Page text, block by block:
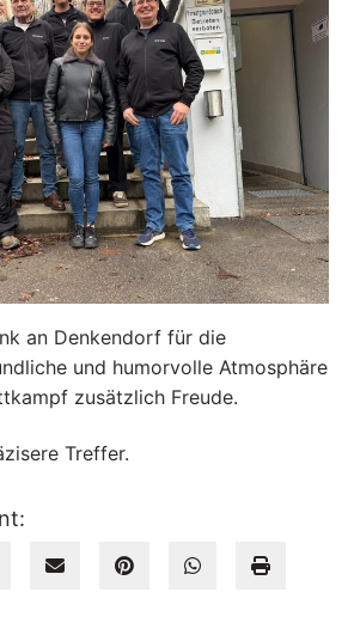
an Denkendorf für die
und humorvolle Atmosphäre
zusätzlich Freude.
Treffer.